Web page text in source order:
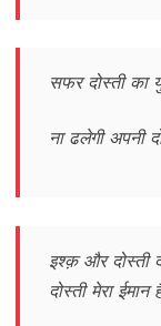
सफर दोस्ती का
ना ढलेगी अपनी
इश्क़ और दोस्ती
दोस्ती मेरा ईमान